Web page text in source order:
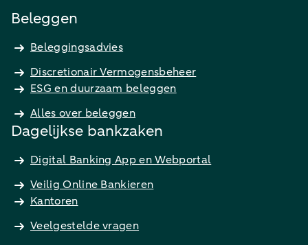
Beleggen
Beleggingsadvies
Discretionair Vermogensbeheer
ESG en duurzaam beleggen
Alles over beleggen
Dagelijkse bankzaken
Digital Banking App en Webportal
Veilig Online Bankieren
Kantoren
Veelgestelde vragen